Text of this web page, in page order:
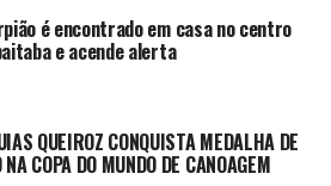
é encontrado em casa no centro
e acende alerta
QUEIROZ CONQUISTA MEDALHA DE
NA COPA DO MUNDO DE CANOAGEM